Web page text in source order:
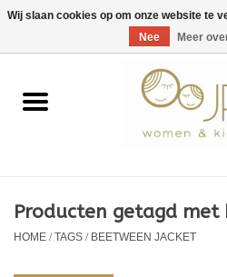
EUR/GBP/USD
Home
Kids
Producten getagd met
HOME/TAGS/BEETWEEN JACKET
Wij slaan cookies op om onze website te
Nee
Meer